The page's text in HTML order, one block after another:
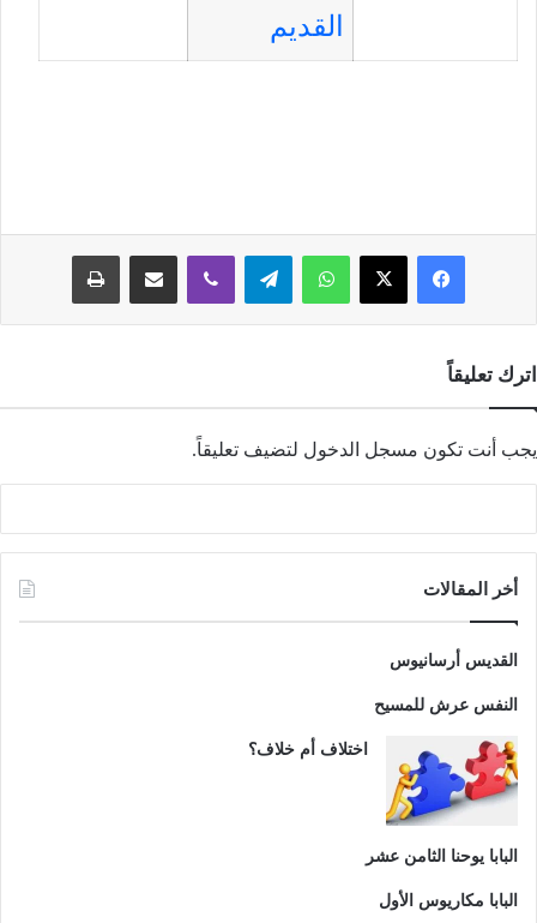
القديم
فيسبوك‫X واتسابتيلقرامڤايبر مشاركة عبر البريد طباعة
اترك تعليقاً
يجب أنت تكون مسجل الدخول لتضيف تعليقاً.
أخر المقالات
القديس أرسانيوس
النفس عرش للمسيح
اختلاف أم خلاف؟
البابا يوحنا الثامن عشر
البابا مكاريوس الأول